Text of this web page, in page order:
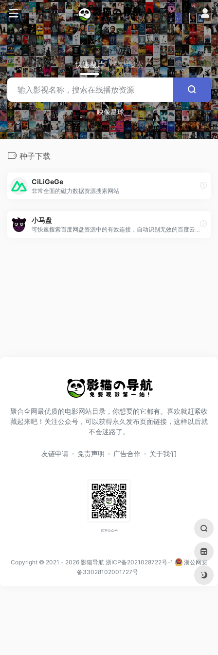
快速搜片 站内搜索
映像星球
种子下载
CiLiGeGe
非常全面的磁力数据资源搜索网站
小马盘
可快速搜索百度网盘资源中的有效连接，自动识别无效的百度云网盘资源，每天更新海量资源。
聚合全网最优质的电影网站目录，你想要的它都有。喜欢就赶紧收
藏起来吧！关注公众号，可以获得永久发布页面链接，这样以后就
不会迷路了。
友链申请 免责声明 广告合作 关于我们
官方公众号
Copyright © 2021 - 2026 影猫导航 浙ICP备2021028722号-1
浙公网安
备33028102001727号